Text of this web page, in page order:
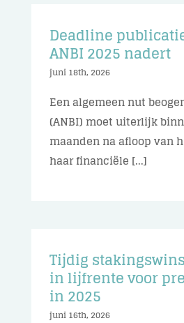
Deadline
ANBI 2025 nadert
juni 18th, 2026
Een algemeen nut
(ANBI) moet uiterlijk
maanden na afloop van
haar financiële [...]
Tijdig
in lijfrente voor
in 2025
juni 16th, 2026